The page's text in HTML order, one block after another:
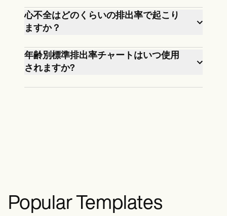
正常排出率（EF）は、年齢に関係な
く、一般に男性成人で52〜72％、女性
成人で54〜74％の範囲ですが、高齢者
ではわずかな増加が見られます。
心不全はどのくらいの排出率で起こり
ますか？
心不全は通常、排出率が40％を下回
り、EFが30％未満で重度の心不全が発
生したときに示されます。
年齢別標準排出率チャートはいつ使用
されますか?
配布資料と患者カルテは、心臓検査、
Popular Templates